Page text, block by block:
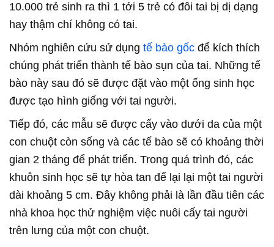
10.000 trẻ sinh ra thì 1 tới 5 trẻ có đôi tai bị dị dạng
hay thậm chí không có tai.
Nhóm nghiên cứu sử dụng tế bào gốc để kích thích
chúng phát triển thành tế bào sụn của tai. Những tế
bào này sau đó sẽ được đặt vào một ống sinh học
được tạo hình giống với tai người.
Tiếp đó, các mẫu sẽ được cấy vào dưới da của một
con chuột còn sống và các tế bào sẽ có khoảng thời
gian 2 tháng để phát triển. Trong quá trình đó, các
khuôn sinh học sẽ tự hòa tan để lại lại một tai người
dài khoảng 5 cm. Đây không phải là lần đầu tiên các
nhà khoa học thử nghiệm việc nuôi cấy tai người
trên lưng của một con chuột.